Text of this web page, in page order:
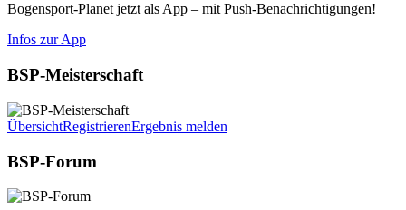
Bogensport-Planet jetzt als App – mit Push-Benachrichtigungen!
Infos zur App
BSP-Meisterschaft
ÜbersichtRegistrierenErgebnis melden
BSP-Forum